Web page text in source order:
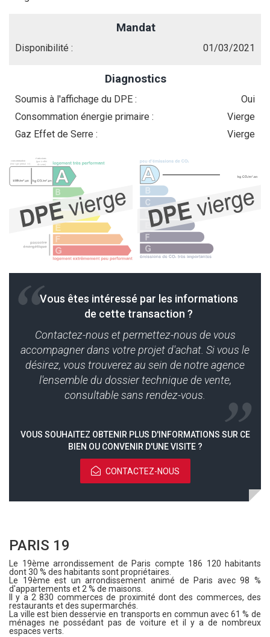
Mandat
Disponibilité : 01/03/2021
Diagnostics
Soumis à l'affichage du DPE :
Oui
Consommation énergie primaire :
Vierge
Gaz Effet de Serre :
Vierge
Vous êtes intéressé par les informations
de cette transaction ?
Contactez-nous et permettez-nous de vous
accompagner dans votre projet d'achat. Si vous le
désirez, vous trouverez au sein de notre agence
l'ensemble du dossier technique de vente,
consultable sans rendez-vous.
VOUS SOUHAITEZ OBTENIR PLUS D'INFORMATIONS SUR CE
BIEN OU CONVENIR D'UNE VISITE ?
CONTACTEZ-NOUS
PARIS 19
Le 19ème arrondissement de Paris compte 186 120 habitants
dont 30 % des habitants sont propriétaires.
Le 19ème est un arrondissement animé de Paris avec 98 %
d'appartements et 2 % de maisons.
Il y a 2 830 commerces de proximité dont des commerces, des
restaurants et des supermarchés.
La ville est bien desservie en transports en commun avec 61 % de
ménages ne possédant pas de voiture et il y a de nombreux
espaces verts.